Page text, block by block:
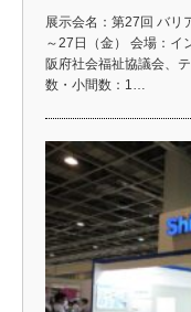
展示会名：第27回 バリ
～27日（金） 会場：
阪府社会福祉協議会、
数・小間数：1…